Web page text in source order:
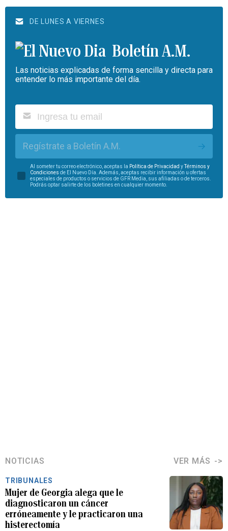
DE LUNES A VIERNES
Boletín A.M.
Las noticias explicadas de forma sencilla y directa para
entender lo más importante del día.
Regístrate a Boletín A.M.
Al someter tu correo electrónico, aceptas la Política de Privacidad yTérminos y
Condiciones de El Nuevo Día. Además, aceptas recibir información u ofertas
especiales de productos o servicios de GFR Media, sus afiliadas o de terceros.
Podrás optar salirte de los boletines en cualquier momento.
NOTICIAS VER MÁS
TRIBUNALES
Mujer de Georgia alega que le
diagnosticaron un cáncer
erróneamente y le practicaron una
histerectomía